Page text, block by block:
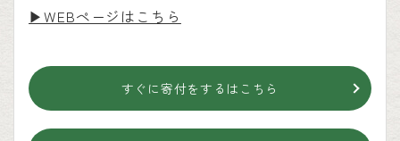
▶︎WEBページはこちら
すぐに寄付をするはこちら